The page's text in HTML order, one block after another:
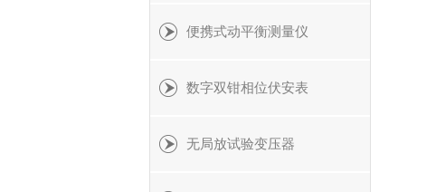
便携式动平衡测量仪
数字双钳相位伏安表
无局放试验变压器